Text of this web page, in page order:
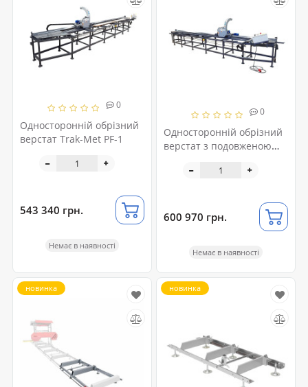
0
Односторонній обрізний
верстат Trak-Met PF-1
543 340 грн.
Немає в наявності
0
Односторонній обрізний
верстат з подовженою
600 970 грн.
Немає в наявності
новинка новинка